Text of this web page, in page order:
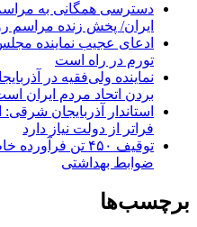
دسترسی همگانی به
ایران/ پخش زنده مراسم
ادعای عجیب نماینده
تورم در راه است
نماینده ولی‌فقیه در
بردن اتحاد مردم ایران
استاندار آذربایجان
فراتر از دولت نیاز دارد
توقیف ۴۵۰ تن
ضوابط بهداشتی
برچسب‌ها